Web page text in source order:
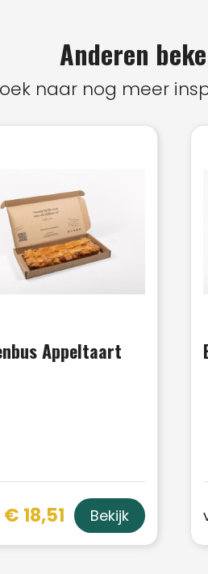
Anderen
naar nog meer
Appeltaart
€ 18,51 Bekijk